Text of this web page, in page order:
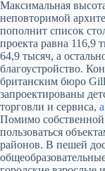
Максимальная
неповторимой
пополнит список
проекта равна 116,9
64,9 тысяч, а
благоустройство.
британским бюро
запроектированы
торговли и сервиса,
Помимо
пользоваться
районов. В пешей